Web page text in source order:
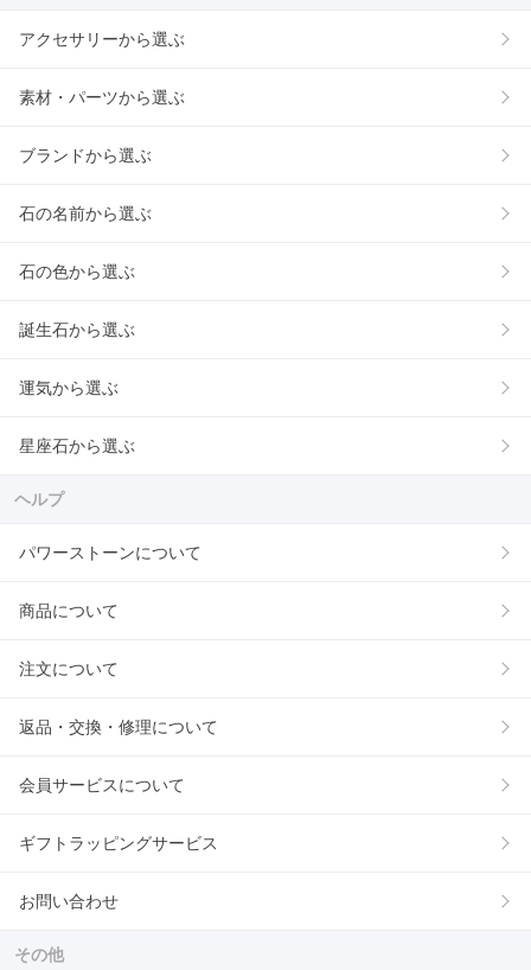
アクセサリーから選ぶ
素材・パーツから選ぶ
ブランドから選ぶ
石の名前から選ぶ
石の色から選ぶ
誕生石から選ぶ
運気から選ぶ
星座石から選ぶ
ヘルプ
パワーストーンについて
商品について
注文について
返品・交換・修理について
会員サービスについて
ギフトラッピングサービス
お問い合わせ
その他